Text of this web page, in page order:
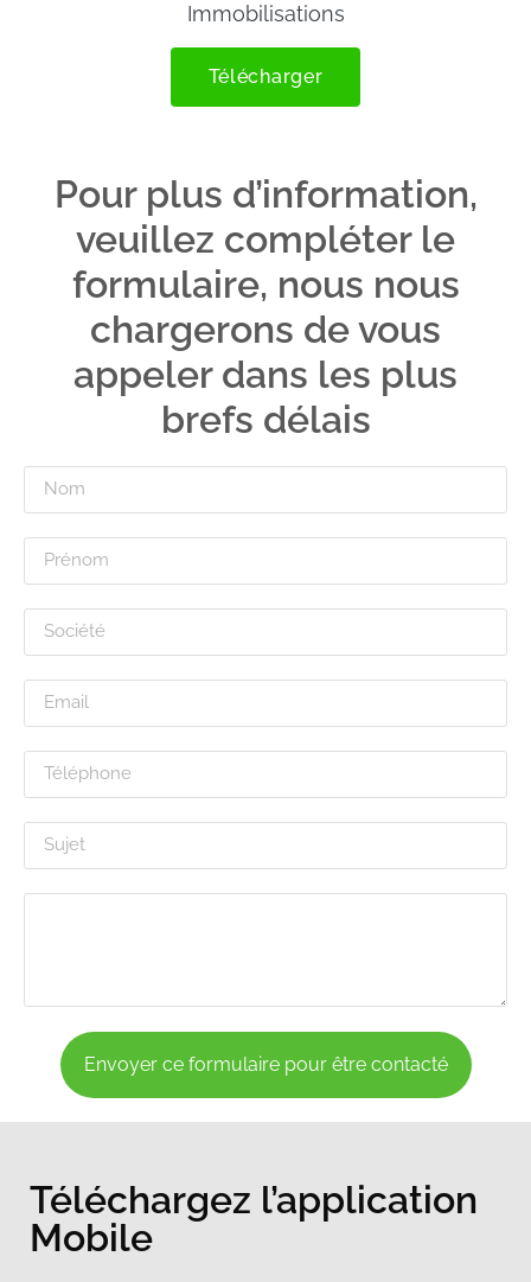
Immobilisations
Télécharger
Pour plus d’information,
veuillez compléter le
formulaire, nous nous
chargerons de vous
appeler dans les plus
brefs délais
Envoyer ce formulaire pour être contacté
Téléchargez l’application
Mobile